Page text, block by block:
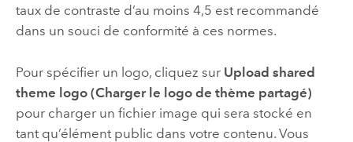
taux de contraste d’au moins 4,5 est recommandé
dans un souci de conformité à ces normes.
Pour spécifier un logo, cliquez sur Upload shared
theme logo (Charger le logo de thème partagé)
pour charger un fichier image qui sera stocké en
tant qu’élément public dans votre contenu. Vous